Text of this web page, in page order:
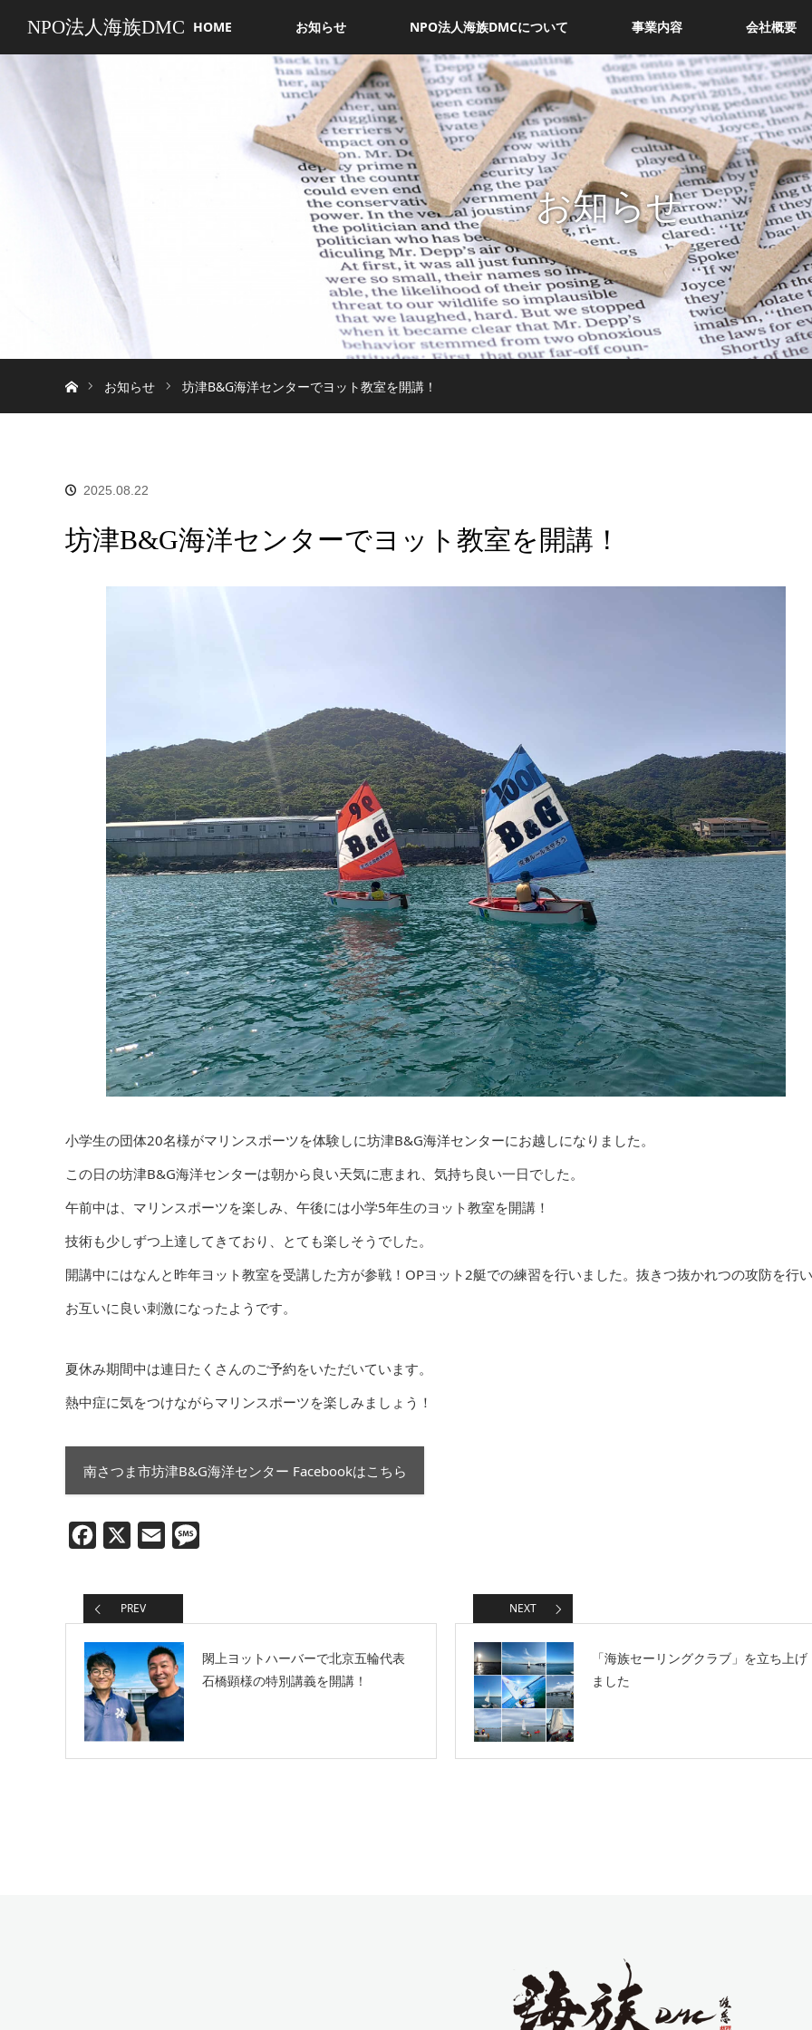
NPO法人海族DMC HOME お知らせ NPO法人海族DMCについて 事業内容 会社概要
お知らせ
お知らせ
坊津B&G海洋センターでヨット教室を開講！
2025.08.22
坊津B&G海洋センターでヨット教室を開講！
小学生の団体20名様がマリンスポーツを体験しに坊津B&G海洋センターにお越しになりました。
この日の坊津B&G海洋センターは朝から良い天気に恵まれ、気持ち良い一日でした。
午前中は、マリンスポーツを楽しみ、午後には小学5年生のヨット教室を開講！
技術も少しずつ上達してきており、とても楽しそうでした。
開講中にはなんと昨年ヨット教室を受講した方が参戦！OPヨット2艇での練習を行いました。抜きつ抜かれつの攻防を行い
お互いに良い刺激になったようです。
夏休み期間中は連日たくさんのご予約をいただいています。
熱中症に気をつけながらマリンスポーツを楽しみましょう！
南さつま市坊津B&G海洋センター Facebookはこちら
Facebook Email
PREV
閖上ヨットハーバーで北京五輪代表
石橋顕様の特別講義を開講！
NEXT
「海族セーリングクラブ」を立ち上げ
ました